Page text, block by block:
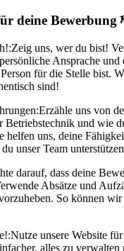
deine Bewerbung
Zeig uns, wer du bist!
Ansprache und
für die Stelle bist.
sind!
Erzähle uns von
Betriebstechnik und wie
helfen uns, deine
unser Team
darauf, dass deine
Absätze und
So können
Nutze unsere Website
alles zu